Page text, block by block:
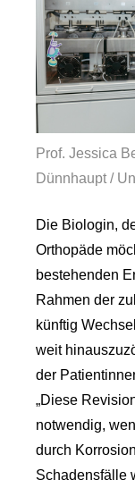
Prof. Jessica
Dünnhaupt /
Die Biologin,
Orthopäde
bestehenden
Rahmen der
künftig
weit
der
„Diese
notwendig,
durch
Schadensfälle